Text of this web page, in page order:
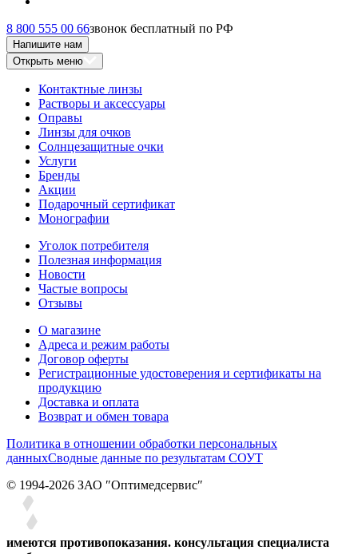
8 800 555 00 66звонок бесплатный по РФ
Напишите нам
Открыть меню
Контактные линзы
Растворы и аксессуары
Оправы
Линзы для очков
Солнцезащитные очки
Услуги
Бренды
Акции
Подарочный сертификат
Монографии
Уголок потребителя
Полезная информация
Новости
Частые вопросы
Отзывы
О магазине
Адреса и режим работы
Договор оферты
Регистрационные удостоверения и сертификаты на
продукцию
Доставка и оплата
Возврат и обмен товара
Политика в отношении обработки персональных
данныхСводные данные по результатам СОУТ
© 1994-2026 ЗАО ″Оптимедсервис″
имеются противопоказания. консультация специалиста